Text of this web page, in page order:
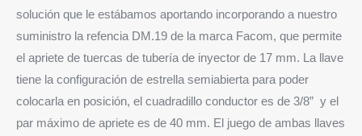
solución que le estábamos aportando incorporando a nuestro
suministro la refencia DM.19 de la marca Facom, que permite
el apriete de tuercas de tubería de inyector de 17 mm. La llave
tiene la configuración de estrella semiabierta para poder
colocarla en posición, el cuadradillo conductor es de 3/8” y el
par máximo de apriete es de 40 mm. El juego de ambas llaves